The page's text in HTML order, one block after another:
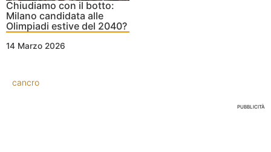
Chiudiamo con il botto:
Milano candidata alle
Olimpiadi estive del 2040?
14 Marzo 2026
cancro
PUBBLICITÀ